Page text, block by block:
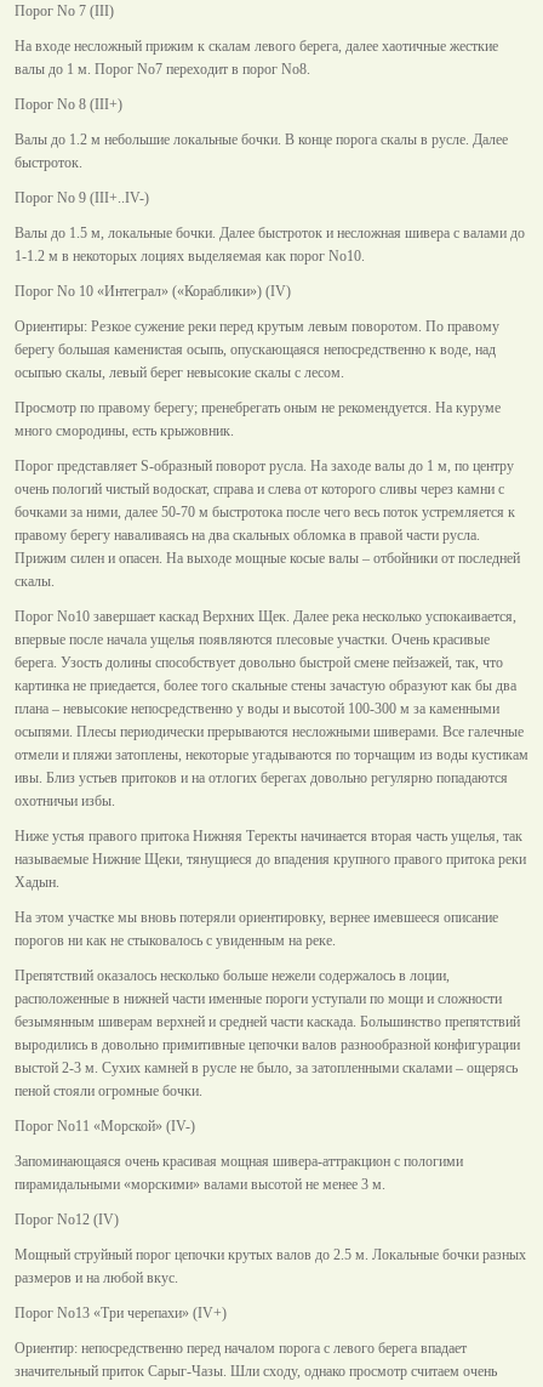
Порог No 7 (III)
На входе несложный прижим к скалам левого берега, далее хаотичные жесткие
валы до 1 м. Порог No7 переходит в порог No8.
Порог No 8 (III+)
Валы до 1.2 м небольшие локальные бочки. В конце порога скалы в русле. Далее
быстроток.
Порог No 9 (III+..IV-)
Валы до 1.5 м, локальные бочки. Далее быстроток и несложная шивера с валами до
1-1.2 м в некоторых лоциях выделяемая как порог No10.
Порог No 10 «Интеграл» («Кораблики») (IV)
Ориентиры: Резкое сужение реки перед крутым левым поворотом. По правому
берегу большая каменистая осыпь, опускающаяся непосредственно к воде, над
осыпью скалы, левый берег невысокие скалы с лесом.
Просмотр по правому берегу; пренебрегать оным не рекомендуется. На куруме
много смородины, есть крыжовник.
Порог представляет S-образный поворот русла. На заходе валы до 1 м, по центру
очень пологий чистый водоскат, справа и слева от которого сливы через камни с
бочками за ними, далее 50-70 м быстротока после чего весь поток устремляется к
правому берегу наваливаясь на два скальных обломка в правой части русла.
Прижим силен и опасен. На выходе мощные косые валы – отбойники от последней
скалы.
Порог No10 завершает каскад Верхних Щек. Далее река несколько успокаивается,
впервые после начала ущелья появляются плесовые участки. Очень красивые
берега. Узость долины способствует довольно быстрой смене пейзажей, так, что
картинка не приедается, более того скальные стены зачастую образуют как бы два
плана – невысокие непосредственно у воды и высотой 100-300 м за каменными
осыпями. Плесы периодически прерываются несложными шиверами. Все галечные
отмели и пляжи затоплены, некоторые угадываются по торчащим из воды кустикам
ивы. Близ устьев притоков и на отлогих берегах довольно регулярно попадаются
охотничьи избы.
Ниже устья правого притока Нижняя Теректы начинается вторая часть ущелья, так
называемые Нижние Щеки, тянущиеся до впадения крупного правого притока реки
Хадын.
На этом участке мы вновь потеряли ориентировку, вернее имевшееся описание
порогов ни как не стыковалось с увиденным на реке.
Препятствий оказалось несколько больше нежели содержалось в лоции,
расположенные в нижней части именные пороги уступали по мощи и сложности
безымянным шиверам верхней и средней части каскада. Большинство препятствий
выродились в довольно примитивные цепочки валов разнообразной конфигурации
выстой 2-3 м. Сухих камней в русле не было, за затопленными скалами – ощерясь
пеной стояли огромные бочки.
Порог No11 «Морской» (IV-)
Запоминающаяся очень красивая мощная шивера-аттракцион с пологими
пирамидальными «морскими» валами высотой не менее 3 м.
Порог No12 (IV)
Мощный струйный порог цепочки крутых валов до 2.5 м. Локальные бочки разных
размеров и на любой вкус.
Порог No13 «Три черепахи» (IV+)
Ориентир: непосредственно перед началом порога с левого берега впадает
значительный приток Сарыг-Чазы. Шли сходу, однако просмотр считаем очень